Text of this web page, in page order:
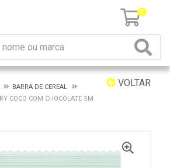
0
VOLTAR
BARRA DE CEREAL
COCO COM CHOCOLATE SM